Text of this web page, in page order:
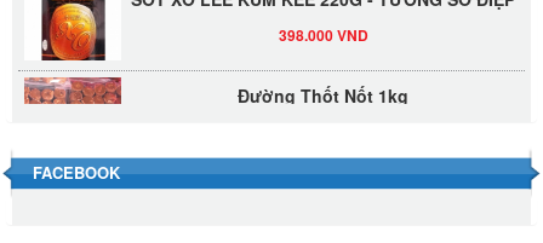
Đường Thốt Nốt 1kg
Đường phèn hạt Long An 500g
FACEBOOK